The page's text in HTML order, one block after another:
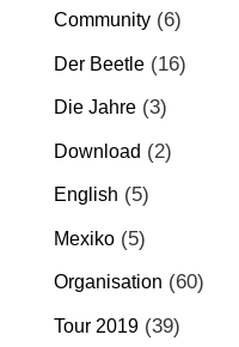
Community(6)
Der Beetle(16)
Die Jahre(3)
Download (2)
English (5)
Mexiko(5)
Organisation (60)
Tour 2019(39)